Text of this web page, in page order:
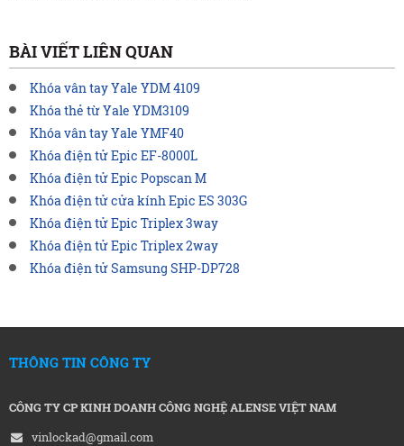
BÀI VIẾT LIÊN QUAN
Khóa vân tay Yale YDM 4109
Khóa thẻ từ Yale YDM3109
Khóa vân tay Yale YMF40
Khóa điện tử Epic EF-8000L
Khóa điện tử Epic Popscan M
Khóa điện tử cửa kính Epic ES 303G
Khóa điện tử Epic Triplex 3way
Khóa điện tử Epic Triplex 2way
Khóa điện tử Samsung SHP-DP728
THÔNG TIN CÔNG TY
CÔNG TY CP KINH DOANH CÔNG NGHỆ ALENSE VIỆT NAM
vinlockad@gmail.com